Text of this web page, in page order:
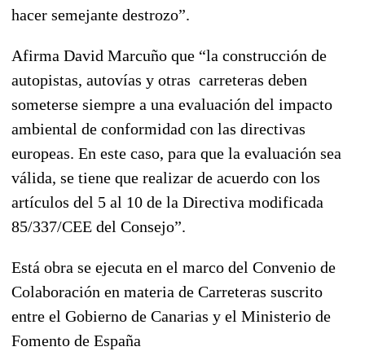
hacer semejante destrozo”.
Afirma David Marcuño que “la construcción de
autopistas, autovías y otras carreteras deben
someterse siempre a una evaluación del impacto
ambiental de conformidad con las directivas
europeas. En este caso, para que la evaluación sea
válida, se tiene que realizar de acuerdo con los
artículos del 5 al 10 de la Directiva modificada
85/337/CEE del Consejo”.
Está obra se ejecuta en el marco del Convenio de
Colaboración en materia de Carreteras suscrito
entre el Gobierno de Canarias y el Ministerio de
Fomento de España